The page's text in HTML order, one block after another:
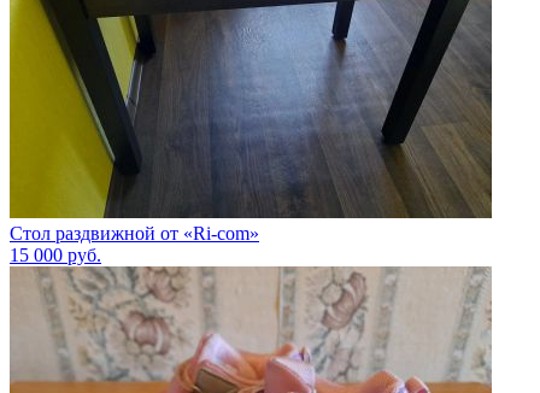
Стол раздвижной от «Ri-com»
15 000 руб.